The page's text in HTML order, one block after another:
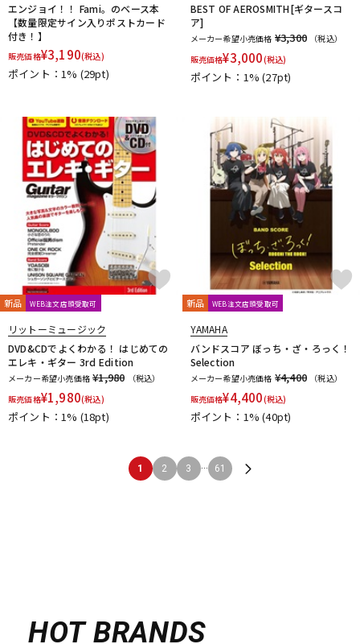
エンジョイ！！ Fami。のベース本
【数量限定サイン入りポストカード
付き！】
販売価格¥3,190(税込)
ポイント：1% (29pt)
BEST OF AEROSMITH[ギタースコ
ア]
メーカー希望小売価格 ¥3,300
（税込）
販売価格¥3,000(税込)
ポイント：1%(27pt)
新品 WEB注文店頭受取可
リットーミュージック
DVD&CDでよくわかる！ はじめての
エレキ・ギター 3rd Edition
メーカー希望小売価格 ¥1,980
（税込）
販売価格¥1,980(税込)
ポイント：1% (18pt)
新品 WEB注文店頭受取可
YAMAHA
バンドスコア ぼっち・ざ・ろっく！
Selection
メーカー希望小売価格 ¥4,400
（税込）
販売価格¥4,400(税込)
ポイント：1%(40pt)
1 2 3 ... 61
HOT BRANDS